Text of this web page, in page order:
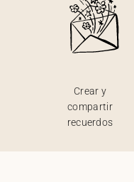
Crear y
compartir
recuerdos